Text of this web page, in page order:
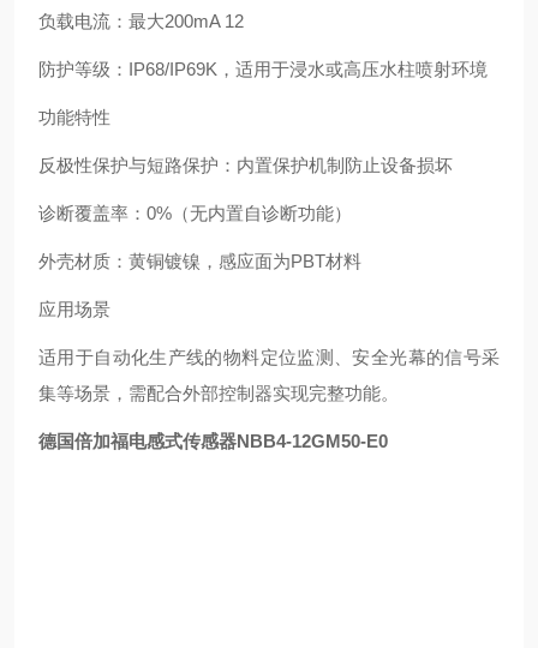
‌负载电流‌：最大200mA ‌12
‌防护等级‌：IP68/IP69K，适用于浸水或高压水柱喷射环境 ‌
功能特性
‌反极性保护与短路保护‌：内置保护机制防止设备损坏 ‌
‌诊断覆盖率‌：0%（无内置自诊断功能） ‌
‌外壳材质‌：黄铜镀镍，感应面为PBT材料 ‌
应用场景
适用于自动化生产线的物料定位监测、安全光幕的信号采
集等场景，需配合外部控制器实现完整功能。 ‌
德国倍加福电感式传感器NBB4-12GM50-E0